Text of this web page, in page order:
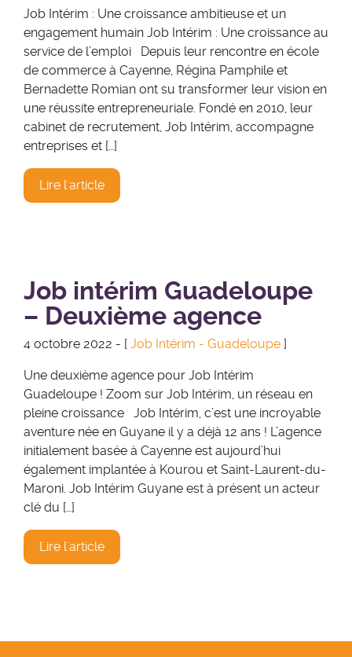
Job Intérim : Une croissance ambitieuse et un
engagement humain Job Intérim : Une croissance au
service de l’emploi Depuis leur rencontre en école
de commerce à Cayenne, Régina Pamphile et
Bernadette Romian ont su transformer leur vision en
une réussite entrepreneuriale. Fondé en 2010, leur
cabinet de recrutement, Job Intérim, accompagne
entreprises et […]
Lire l'article
Job intérim Guadeloupe
– Deuxième agence
4 octobre 2022 - [ Job Intérim - Guadeloupe ]
Une deuxième agence pour Job Intérim
Guadeloupe ! Zoom sur Job Intérim, un réseau en
pleine croissance Job Intérim, c’est une incroyable
aventure née en Guyane il y a déjà 12 ans ! L’agence
initialement basée à Cayenne est aujourd’hui
également implantée à Kourou et Saint-Laurent-du-
Maroni. Job Intérim Guyane est à présent un acteur
clé du […]
Lire l'article